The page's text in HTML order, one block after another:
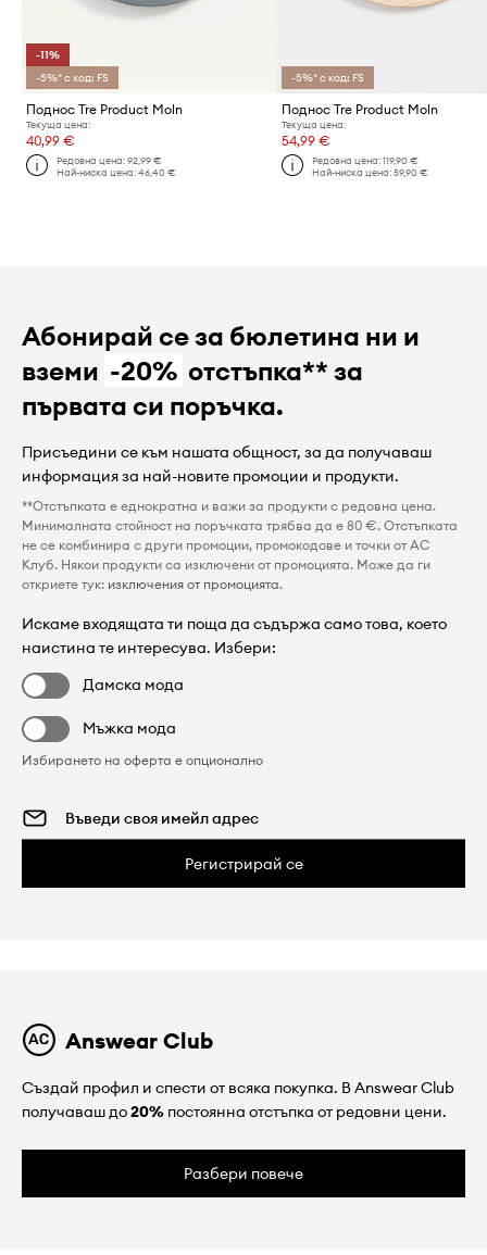
-11%
-5%* с код: FS
Поднос Tre Product Moln
Текуща цена:
40,99 €
Редовна цена:92,99 €
Най-ниска цена:46,40 €
-5%* с код: FS
Поднос Tre Product Moln
Текуща цена:
54,99 €
Редовна цена: 119,90 €
Най-ниска цена: 59,90 €
Абонирай се за бюлетина ни и
вземи -20% отстъпка** за
първата си поръчка.
Присъедини се към нашата общност, за да получаваш
информация за най-новите промоции и продукти.
**Отстъпката е еднократна и важи за продукти с редовна цена.
Минималната стойност на поръчката трябва да е 80 €. Отстъпката
не се комбинира с други промоции, промокодове и точки от AC
Клуб. Някои продукти са изключени от промоцията. Може да ги
откриете тук: изключения от промоцията.
Искаме входящата ти поща да съдържа само това, което
наистина те интересува. Избери:
Дамска мода
Мъжка мода
Избирането на оферта е опционално
Регистрирай се
Answear Club
Създай профил и спести от всяка покупка. В Answear Club
получаваш до20% постоянна отстъпка от редовни цени.
Разбери повече